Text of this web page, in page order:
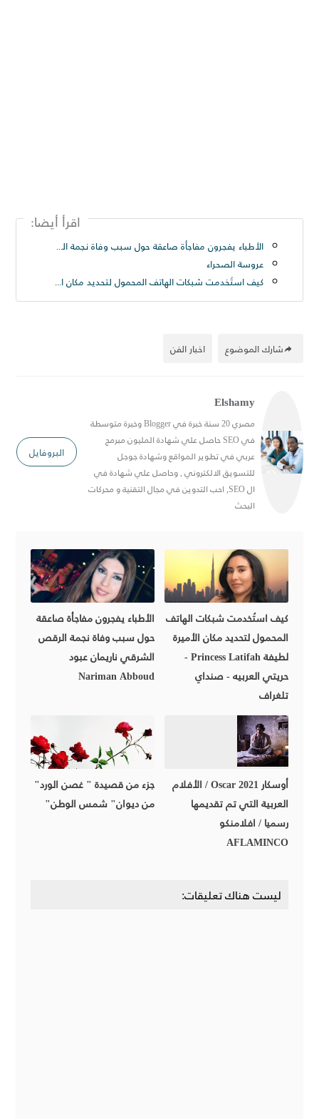
اقرأ أيضا:
الأطباء يفجرون مفاجأة صاعقة حول سبب وفاة نجمة الرقص الشرقي ناريمان عبود Nariman Abboud
عروسة الصحراء
كيف استُخدمت شبكات الهاتف المحمول لتحديد مكان الأميرة لطيفة Princess Latifah - حريتي العربيه - صنداي تلغراف
اخبار الفن شارك الموضوع
Elshamy
مصري 20 سنة خبرة في Blogger وخبرة متوسطة
في SEO حاصل علي شهادة المليون مبرمج
عربي في تطوير المواقع وشهادة جوجل
للتسويق الالكتروني , وحاصل علي شهادة في
ال SEO, احب التدوين في مجال التقنية و محركات
البحث
البروفايل
الأطباء يفجرون مفاجأة صاعقة
حول سبب وفاة نجمة الرقص
الشرقي ناريمان عبود
Nariman Abboud
كيف استُخدمت شبكات الهاتف
المحمول لتحديد مكان الأميرة
لطيفة Princess Latifah -
حريتي العربيه - صنداي
تلغراف
جزء من قصيدة " غصن الورد"
من ديوان" شمس الوطن"
أوسكار 2021 Oscar / الأفلام
العربية التي تم تقديمها
رسميا / افلامنكو
AFLAMINCO
ليست هناك تعليقات: